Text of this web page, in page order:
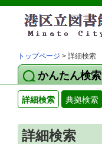
トップページ > 詳細検索
かんたん検索
詳細検索 典拠検索
詳細検索